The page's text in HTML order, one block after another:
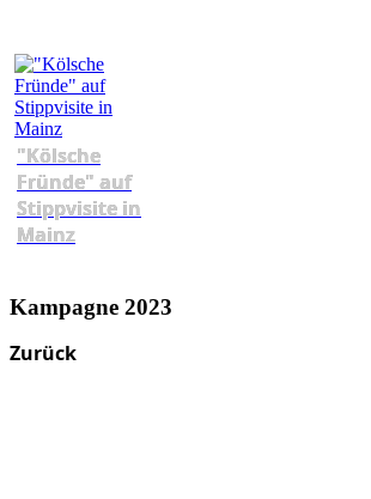
"Kölsche
Fründe" auf
Stippvisite in
Mainz
Kampagne 2023
Zurück